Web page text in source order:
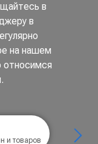
в
в
на нашем
относимся
и товаров